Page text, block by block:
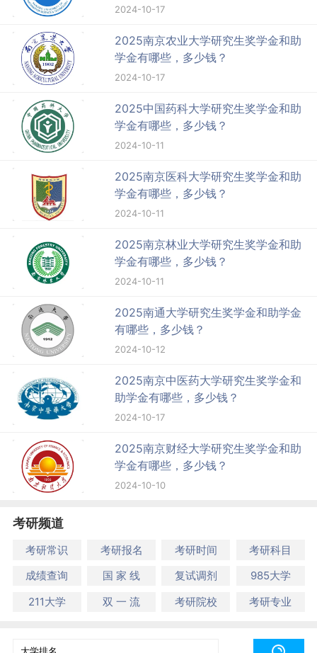
2024-10-17
2025南京农业大学研究生奖学金和助
学金有哪些，多少钱？
2024-10-17
2025中国药科大学研究生奖学金和助
学金有哪些，多少钱？
2024-10-11
2025南京医科大学研究生奖学金和助
学金有哪些，多少钱？
2024-10-11
2025南京林业大学研究生奖学金和助
学金有哪些，多少钱？
2024-10-11
2025南通大学研究生奖学金和助学金
有哪些，多少钱？
2024-10-12
2025南京中医药大学研究生奖学金和
助学金有哪些，多少钱？
2024-10-17
2025南京财经大学研究生奖学金和助
学金有哪些，多少钱？
2024-10-10
考研频道
考研常识 考研报名 考研时间
考研科目
成绩查询
国 家 线 复试调剂
985大学
211大学
双 一 流 考研院校 考研专业